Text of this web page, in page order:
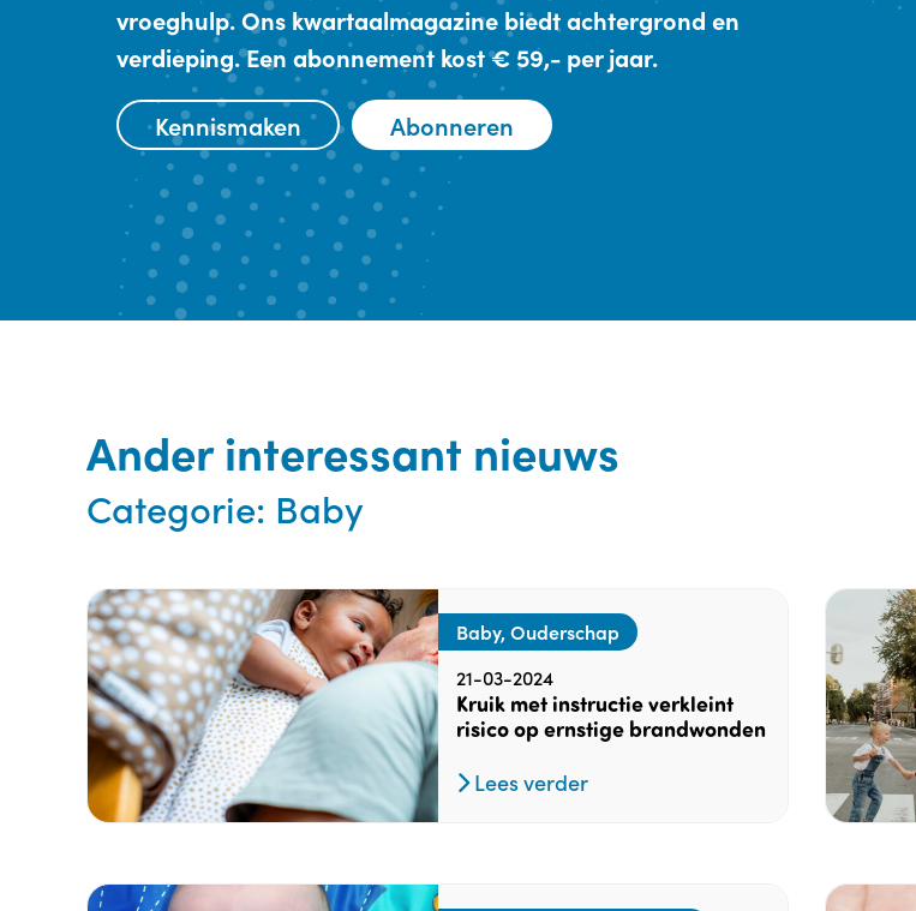
vroeghulp. Ons kwartaalmagazine biedt achtergrond en
verdieping. Een abonnement kost € 59,- per jaar.
Kennismaken Abonneren
Ander interessant nieuws
Categorie: Baby
Baby, Ouderschap
21-03-2024
Kruik met instructie verkleint
risico op ernstige brandwonden
Lees verder